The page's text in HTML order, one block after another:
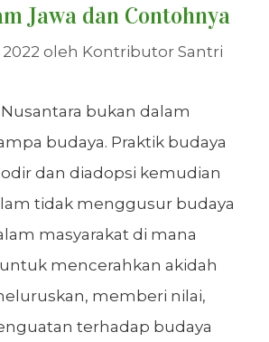
Jawa dan Contohnya
oleh Kontributor Santri
bukan dalam
budaya. Praktik budaya
dan diadopsi kemudian
tidak menggusur budaya
masyarakat di mana
mencerahkan akidah
memberi nilai,
terhadap budaya